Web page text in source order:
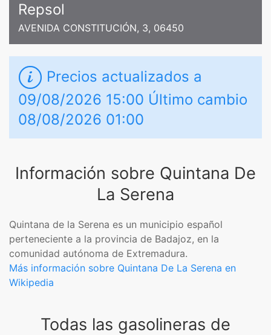
Repsol
AVENIDA CONSTITUCIÓN, 3, 06450
Precios actualizados a
09/08/2026 15:00 Último cambio
08/08/2026 01:00
Información sobre Quintana De
La Serena
Quintana de la Serena es un municipio español
perteneciente a la provincia de Badajoz, en la
comunidad autónoma de Extremadura.
Más información sobre Quintana De La Serena en
Wikipedia
Todas las gasolineras de